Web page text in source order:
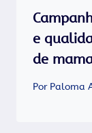
e
de
Por Paloma